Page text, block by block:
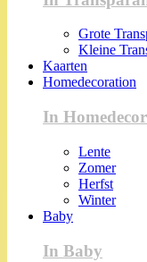
Grote
Kleine
Kaarten
Homedecoration
In
Lente
Zomer
Herfst
Winter
Baby
In Baby